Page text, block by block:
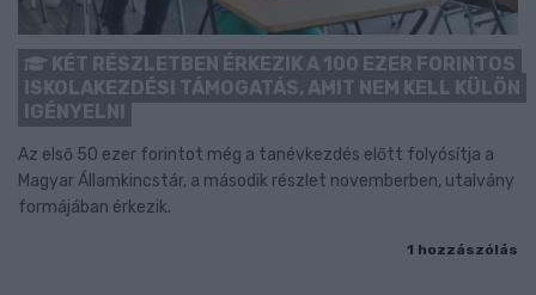
KÉT RÉSZLETBEN ÉRKEZIK A 100 EZER FORINTOS
ISKOLAKEZDÉSI TÁMOGATÁS, AMIT NEM KELL KÜLÖN
IGÉNYELNI
Az első 50 ezer forintot még a tanévkezdés előtt folyósítja a
Magyar Államkincstár, a második részlet novemberben, utalvány
formájában érkezik.
1 hozzászólás